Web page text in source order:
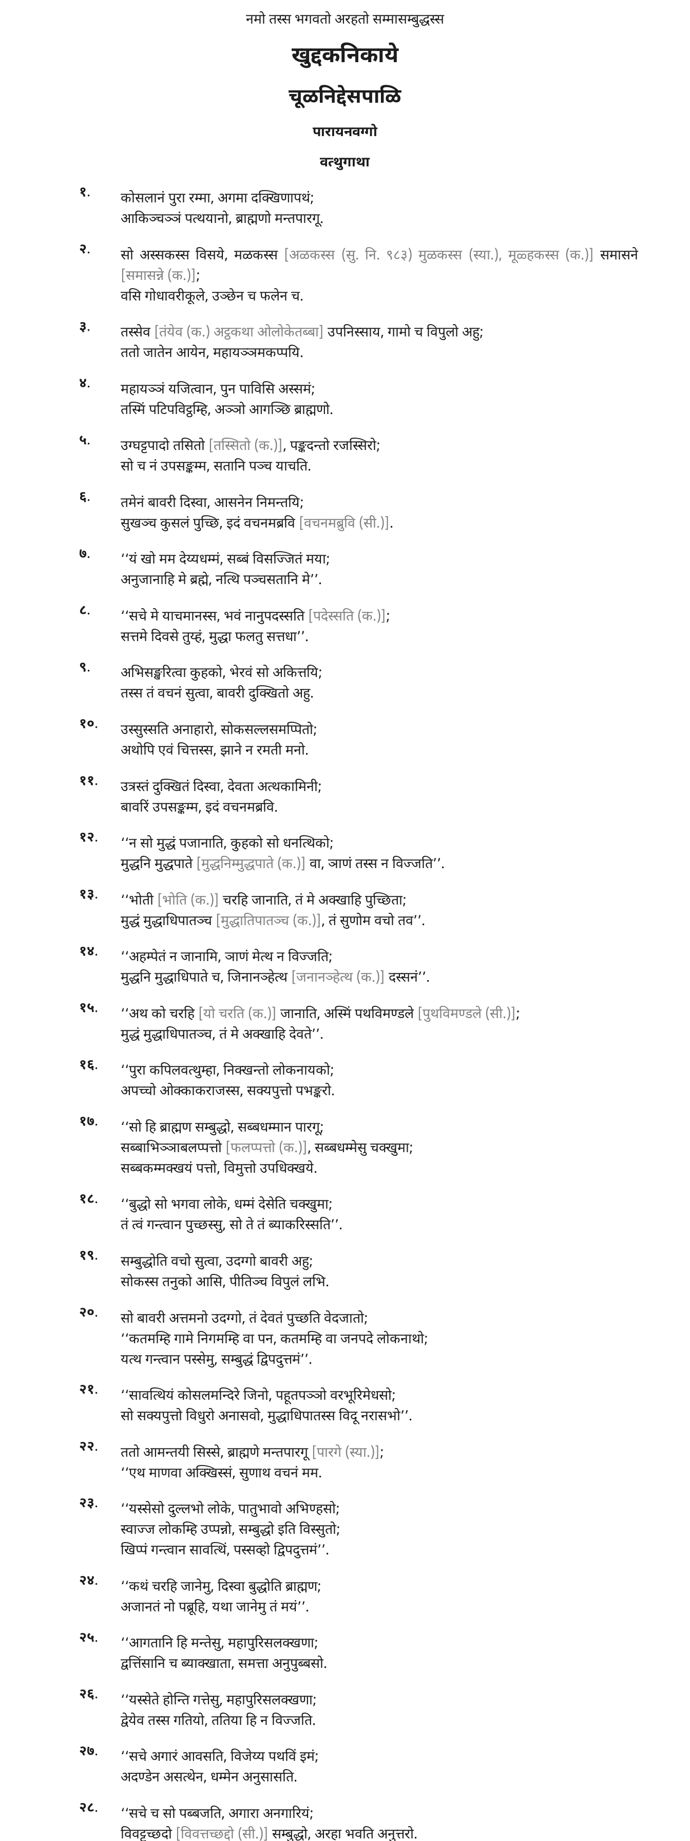
नमो तस्स भगवतो अरहतो सम्मासम्बुद्धस्स
खुद्दकनिकाये
चूळनिद्देसपाळि
पारायनवग्गो
वत्थुगाथा
१. कोसलानंपुरा रम्मा, अगमा दक्खिणापथं;
आकिञ्चञ्ञं पत्थयानो, ब्राह्मणो मन्तपारगू.
२. सो अस्सकस्स विसये, मळकस्स [अळकस्स (सु. नि. ९८३) मुळकस्स (स्या.), मूळ्हकस्स (क.)] समासने
[समासन्ने (क.)];
वसि गोधावरीकूले, उञ्छेन च फलेन च.
३. तस्सेव [तंयेव (क.) अट्ठकथा ओलोकेतब्बा] उपनिस्साय, गामो च विपुलो अहु;
ततो जातेन आयेन, महायञ्ञमकप्पयि.
४.
महायञ्ञं यजित्वान, पुन पाविसि अस्समं;
तस्मिं पटिपविट्ठम्हि, अञ्ञो आगञ्छि ब्राह्मणो.
५. उग्घट्टपादोतसितो [तस्सितो (क.)], पङ्कदन्तो रजस्सिरो;
सोच नं उपसङ्कम्म, सतानि पञ्च याचति.
६.
तमेनं बावरी दिस्वा, आसनेन निमन्तयि;
सुखञ्च कुसलं पुच्छि, इदं वचनमब्रवि [वचनमब्रुवि (सी.)] .
७.
‘‘यं खो मम देय्यधम्मं, सब्बं विसज्जितं मया;
अनुजानाहि मे ब्रह्मे, नत्थि पञ्चसतानि मे’’.
८. ‘‘सचेमे याचमानस्स, भवं नानुपदस्सति [पदेस्सति (क.)];
सत्तमे दिवसे तुय्हं, मुद्धा फलतु सत्तधा’’.
९.
अभिसङ्खरित्वा कुहको, भेरवं सो अकित्तयि;
तस्स तं वचनं सुत्वा, बावरी दुक्खितो अहु.
१०.
उस्सुस्सति अनाहारो, सोकसल्लसमप्पितो;
अथोपि एवं चित्तस्स, झाने न रमती मनो.
११.
उत्रस्तं दुक्खितं दिस्वा, देवता अत्थकामिनी;
बावरिं उपसङ्कम्म, इदं वचनमब्रवि.
१२.
‘‘न सो मुद्धं पजानाति, कुहको सो धनत्थिको;
मुद्धनि मुद्धपाते [मुद्धनिम्मुद्धपाते (क.)] वा, ञाणं तस्स न विज्जति’’.
१३. ‘‘भोती [भोति (क.)] चरहि जानाति, तं मे अक्खाहि पुच्छिता;
मुद्धं मुद्धाधिपातञ्च [मुद्धातिपातञ्च (क.)], तं सुणोम वचो तव’’.
१४.
‘‘अहम्पेतं न जानामि, ञाणं मेत्थ न विज्जति;
मुद्धनि मुद्धाधिपाते च, जिनानञ्हेत्थ [जनानञ्हेत्थ (क.)] दस्सनं’’.
१५. ‘‘अथको चरहि [यो चरति (क.)] जानाति, अस्मिं पथविमण्डले [पुथविमण्डले (सी.)];
मुद्धं मुद्धाधिपातञ्च, तं मे अक्खाहि देवते’’.
१६.
‘‘पुरा कपिलवत्थुम्हा, निक्खन्तो लोकनायको;
अपच्चो ओक्काकराजस्स, सक्यपुत्तो पभङ्करो.
१७.
‘‘सो हि ब्राह्मण सम्बुद्धो, सब्बधम्मान पारगू;
सब्बाभिञ्ञाबलप्पत्तो [फलप्पत्तो (क.)], सब्बधम्मेसु चक्खुमा;
सब्बकम्मक्खयं पत्तो, विमुत्तो उपधिक्खये.
१८.
‘‘बुद्धो सो भगवा लोके, धम्मं देसेति चक्खुमा;
तं त्वं गन्त्वान पुच्छस्सु, सो ते तं ब्याकरिस्सति’’.
१९. सम्बुद्धोतिवचो सुत्वा, उदग्गो बावरी अहु;
सोकस्स तनुको आसि, पीतिञ्च विपुलं लभि.
२०. सोबावरी अत्तमनो उदग्गो, तं देवतं पुच्छति वेदजातो;
‘‘कतमम्हि गामे निगमम्हि वा पन, कतमम्हि वा जनपदे लोकनाथो;
यत्थ गन्त्वान पस्सेमु, सम्बुद्धं द्विपदुत्तमं’’.
२१.
‘‘सावत्थियं कोसलमन्दिरे जिनो, पहूतपञ्ञो वरभूरिमेधसो;
सो सक्यपुत्तो विधुरो अनासवो, मुद्धाधिपातस्स विदू नरासभो’’.
२२. ततो आमन्तयी सिस्से, ब्राह्मणे मन्तपारगू [पारगे (स्या.)];
‘‘एथ माणवा अक्खिस्सं, सुणाथ वचनं मम.
२३.
‘‘यस्सेसो दुल्लभो लोके, पातुभावो अभिण्हसो;
स्वाज्ज लोकम्हि उप्पन्नो, सम्बुद्धो इति विस्सुतो;
खिप्पं गन्त्वान सावत्थिं, पस्सव्हो द्विपदुत्तमं’’.
२४.
‘‘कथं चरहि जानेमु, दिस्वा बुद्धोति ब्राह्मण;
अजानतं नो पब्रूहि, यथा जानेमु तं मयं’’.
२५.
‘‘आगतानि हि मन्तेसु, महापुरिसलक्खणा;
द्वत्तिंसानि च ब्याक्खाता, समत्ता अनुपुब्बसो.
२६.
‘‘यस्सेते होन्ति गत्तेसु, महापुरिसलक्खणा;
द्वेयेव तस्स गतियो, ततिया हि न विज्जति.
२७.
‘‘सचे अगारं आवसति, विजेय्य पथविं इमं;
अदण्डेन असत्थेन, धम्मेन अनुसासति.
२८.
‘‘सचे च सो पब्बजति, अगारा अनगारियं;
विवट्टच्छदो [विवत्तच्छद्दो (सी.)] सम्बुद्धो, अरहा भवति अनुत्तरो.